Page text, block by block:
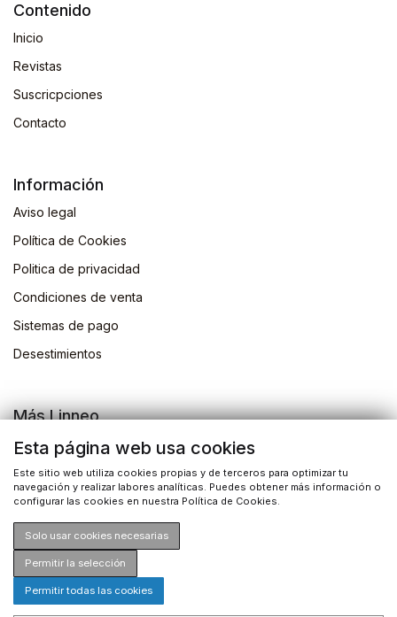
Contenido
Inicio
Revistas
Suscricpciones
Contacto
Información
Aviso legal
Política de Cookies
Politica de privacidad
Condiciones de venta
Sistemas de pago
Desestimientos
Más Linneo
Blog
Actividades
Busqueda de libros
Esta página web usa cookies
Este sitio web utiliza cookies propias y de terceros para optimizar tu
navegación y realizar labores analíticas. Puedes obtener más información o
configurar las cookies en nuestra Política de Cookies.
Solo usar cookies necesarias
Permitir la selección
Permitir todas las cookies